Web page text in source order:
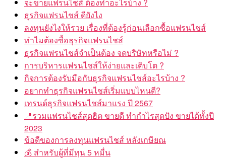
จะขายแฟรนไชส์ ต้องทำอะไรบ้าง ?
ธุรกิจแฟรนไชส์ ดียังไง
ลงทุนยังไงให้รวย เรื่องที่ต้องรู้ก่อนเลือกซื้อแฟรนไชส์
ทำไมต้องซื้อธุรกิจแฟรนไชส์
ธุรกิจแฟรนไชส์จำเป็นต้อง จดบริษัทหรือไม่ ?
การบริหารแฟรนไชส์ให้ง่ายและเติบโต ?
กิจการต้องรับมือกับธุรกิจแฟรนไชส์อะไรบ้าง ?
อยากทำธุรกิจแฟรนไชส์เริ่มแบบไหนดี?
เทรนด์ธุรกิจแฟรนไชส์มาแรง ปี 2567
📍รวมแฟรนไชส์สุดฮิต ขายดี ทำกำไรสุดปัง ขายได้ทั้งปี
2023
ข้อดีของการลงทุนแฟรนไชส์ หลังเกษียณ
💰 สำหรับผู้ที่มีทุน 5 หมื่น